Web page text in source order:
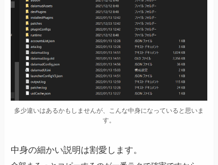
多少違いはあるかもしませんが、こんな中身になっていると思いま
す。
中身の細かい説明は割愛します。